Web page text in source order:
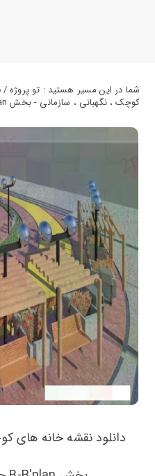
شما در این مسیر هستید : تو پروژه /
کوچک ، نگهبانی ، سازمانی - بخش B-B'plan جزئیات (کد69671)
دانلود نقشه خانه های